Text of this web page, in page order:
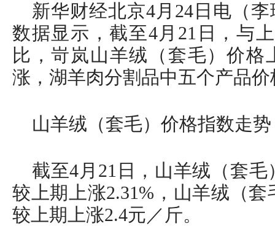
新华财经北京4月24日电（
数据显示，截至4月21日，与
比，岢岚山羊绒（套毛）价
涨，湖羊肉分割品中五个产品
山羊绒（套毛）价格指数走势
截至4月21日，山羊绒（套毛
较上期上涨2.31%，山羊绒（
较上期上涨2.4元／斤。